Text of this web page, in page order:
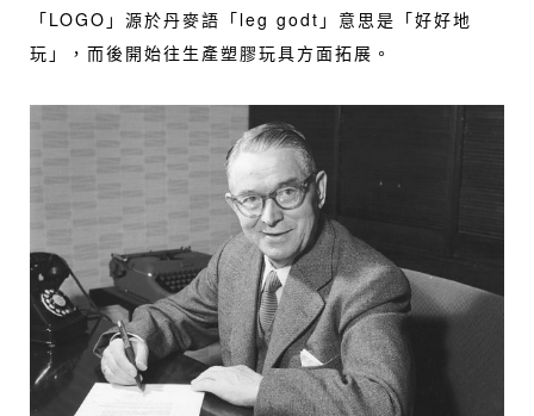
「LOGO」源於丹麥語「leg godt」意思是「好好地
玩」，而後開始往生產塑膠玩具方面拓展。